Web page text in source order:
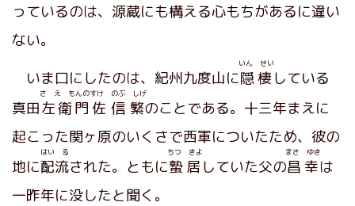
っているのは、源蔵にも構える心もちがあるに違い
ない。
いま口にしたのは、紀州九度山に隠棲
いん せい
している
真田左衛門
さ え もんの
佐信繁
すけ のぶ しげ
のことである。十三年まえに
起こった関ヶ原のいくさで西軍についたため、彼の
地に配流
はい る
された。ともに蟄居
ちつ きよ
していた父の昌幸
まさ ゆき
は
一昨年に没したと聞く。